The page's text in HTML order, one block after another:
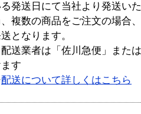
発送日にて当社より発送い
複数の商品をご注文の場合
となります。
送業者は「佐川急便」また
す
配送について詳しくはこちら